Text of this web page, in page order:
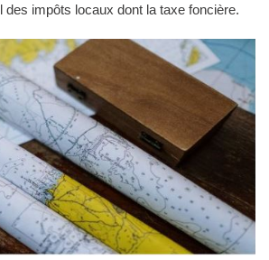
des impôts locaux dont la taxe foncière.